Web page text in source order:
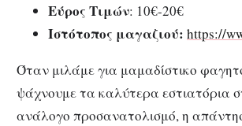
Εύρος Τιμών: 10€-20€
Ιστότοπος μαγαζιού: https://
Όταν μιλάμε για μαμαδίστικο
ψάχνουμε τα καλύτερα εστιατόρια
ανάλογο προσανατολισμό, η